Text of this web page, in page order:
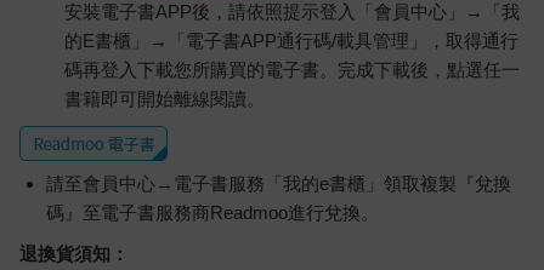
安裝電子書APP後，請依照提示登入「會員中心」→「我
的E書櫃」→「電子書APP通行碼/載具管理」，取得通行
碼再登入下載您所購買的電子書。完成下載後，點選任一
書籍即可開始離線閱讀。
請至會員中心→電子書服務「我的e書櫃」領取複製『兌換
碼』至電子書服務商Readmoo進行兌換。
退換貨須知：